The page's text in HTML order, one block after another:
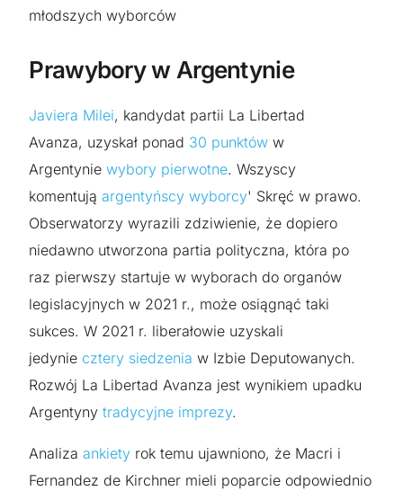
młodszych wyborców
Prawybory w Argentynie
Javiera Milei, kandydat partii La Libertad
Avanza, uzyskał ponad 30 punktów w
Argentynie wybory pierwotne. Wszyscy
komentująargentyńscy wyborcy' Skręć w prawo.
Obserwatorzy wyrazili zdziwienie, że dopiero
niedawno utworzona partia polityczna, która po
raz pierwszy startuje w wyborach do organów
legislacyjnych w 2021 r., może osiągnąć taki
sukces. W 2021 r. liberałowie uzyskali
jedynie cztery siedzenia w Izbie Deputowanych.
Rozwój La Libertad Avanza jest wynikiem upadku
Argentyny tradycyjne imprezy.
Analizaankiety rok temu ujawniono, że Macri i
Fernandez de Kirchner mieli poparcie odpowiednio